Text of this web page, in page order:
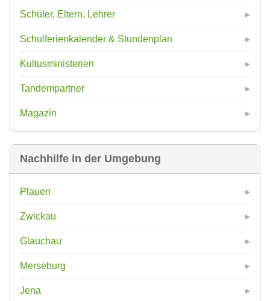
Schüler, Eltern, Lehrer
Schulferienkalender & Stundenplan
Kultusministerien
Tandempartner
Magazin
Nachhilfe in der Umgebung
Plauen
Zwickau
Glauchau
Merseburg
Jena